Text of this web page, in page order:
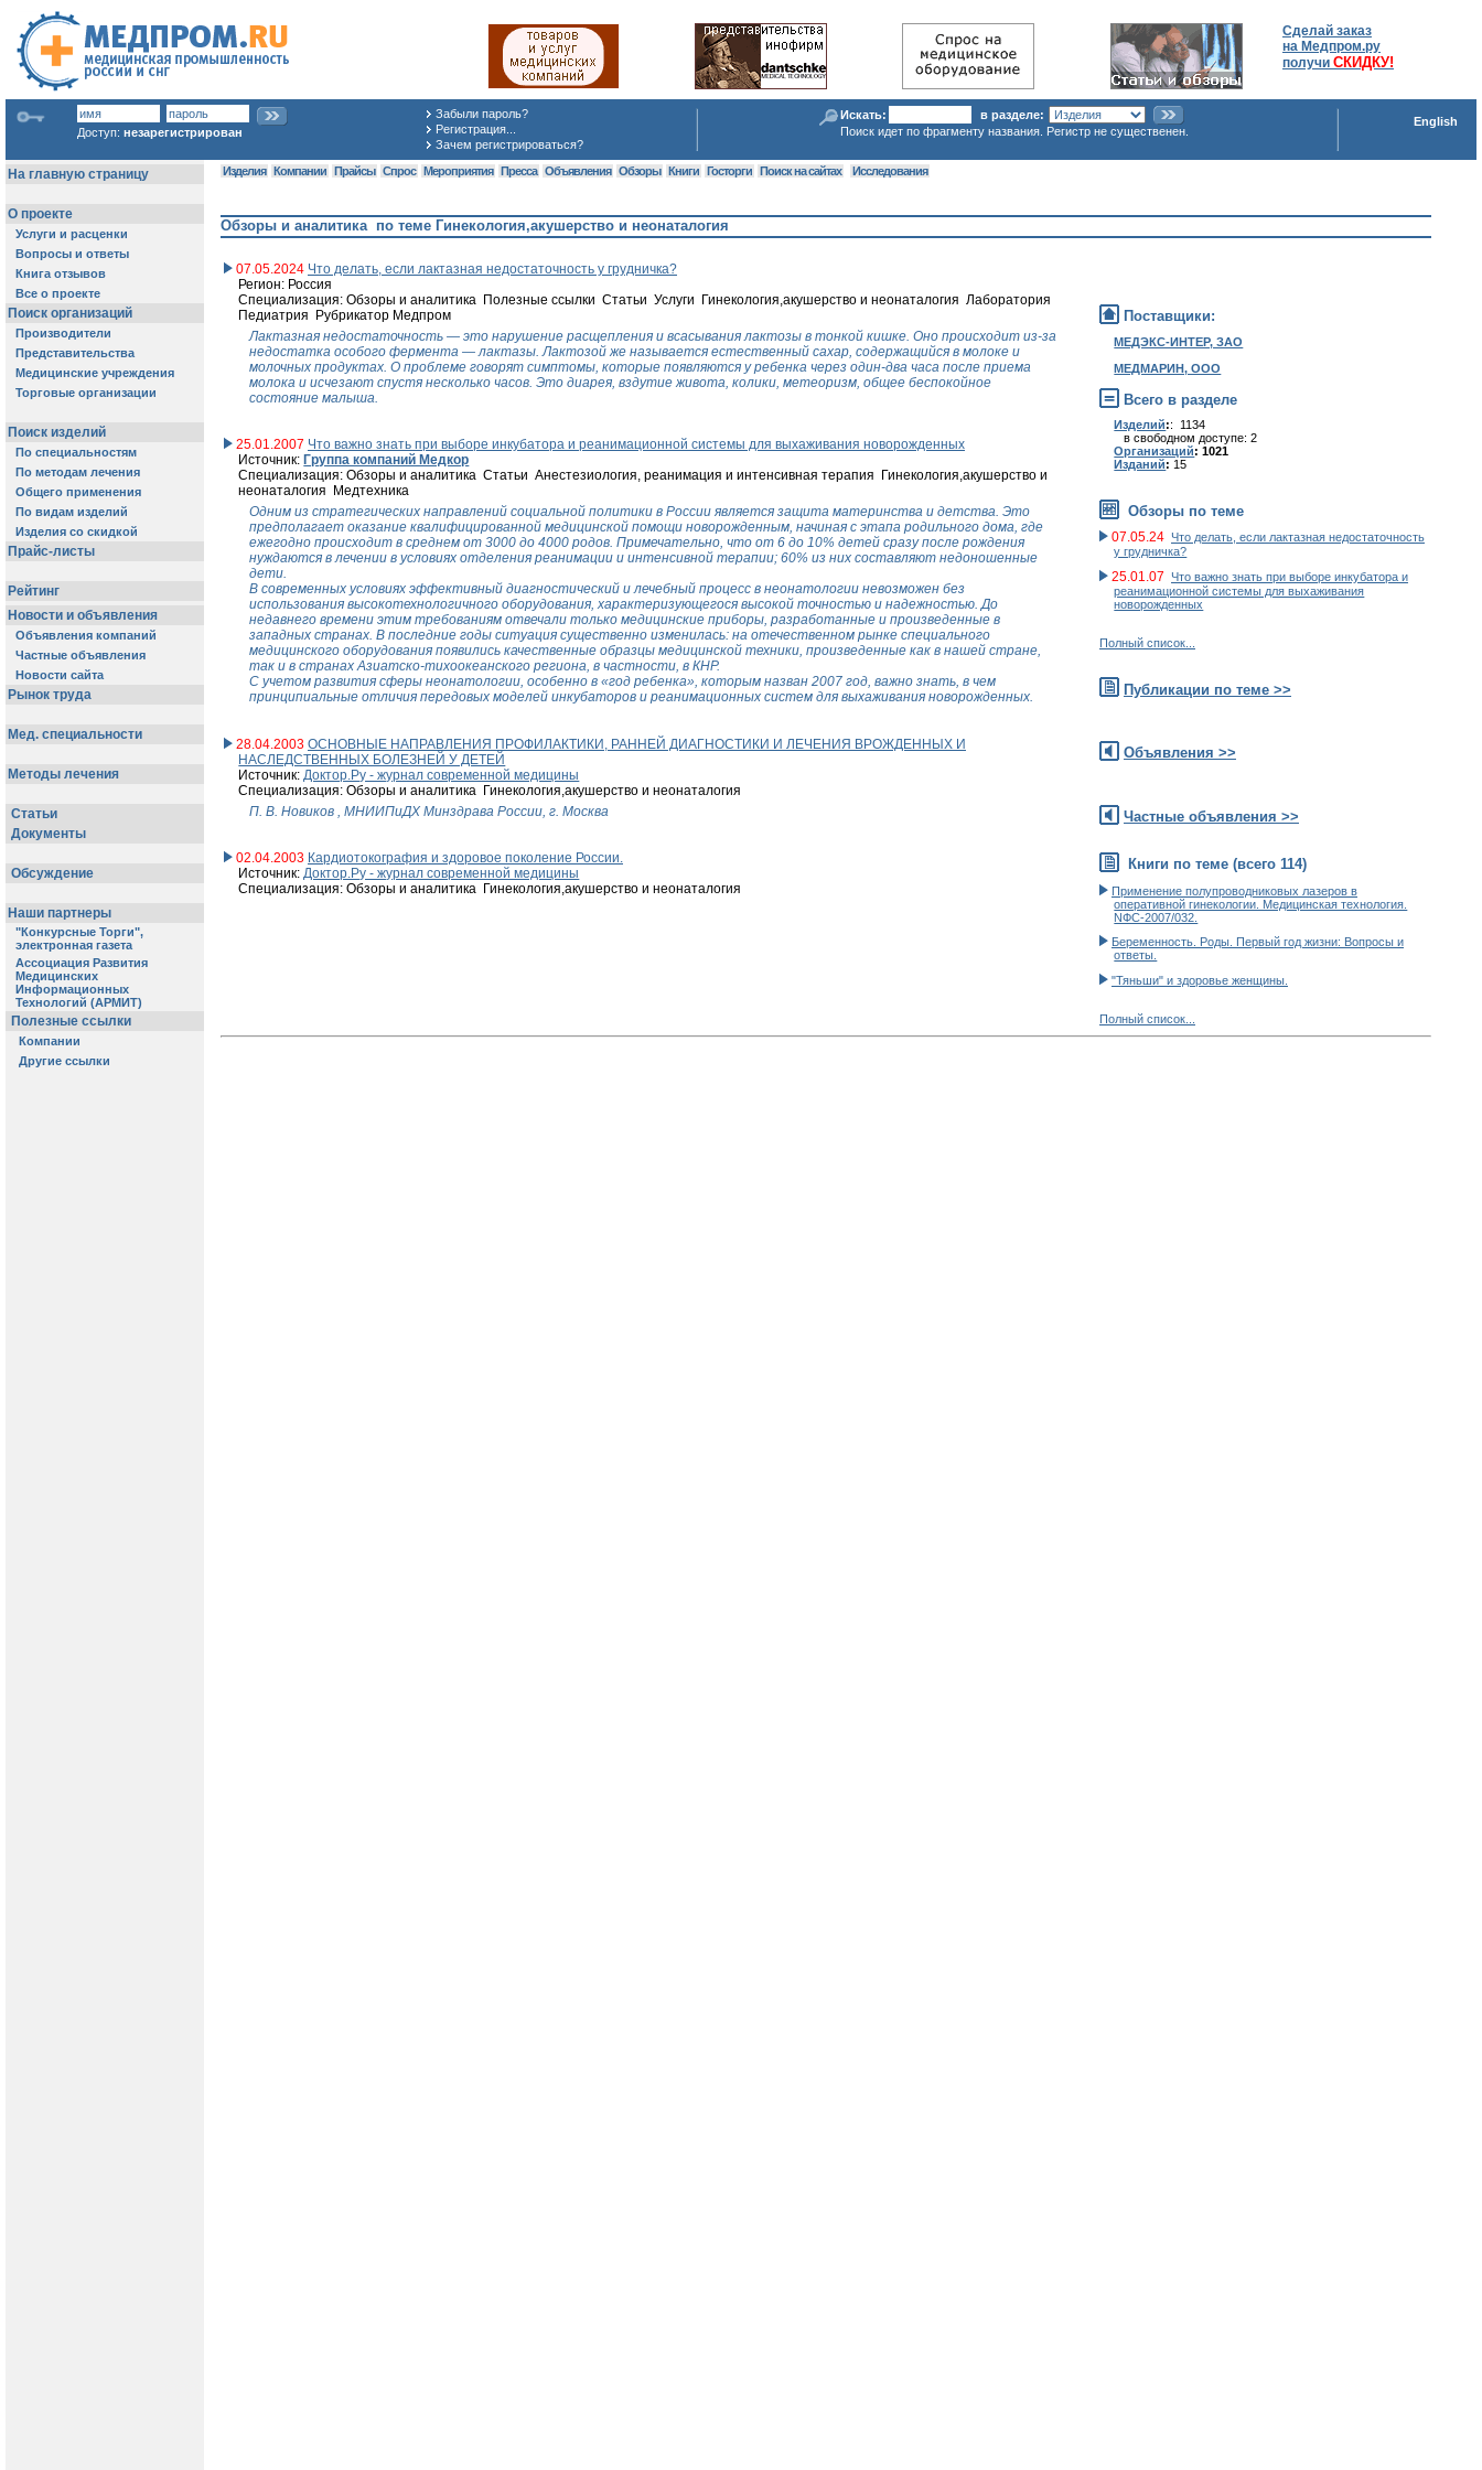
Сделай заказ
на Медпром.ру
получи СКИДКУ!
Доступ: незарегистрирован
Забыли пароль?
Регистрация...
Зачем регистрироваться?
Искать:
в разделе:
Поиск идет по фрагменту названия. Регистр не существенен.
English
Изделия Компании Прайсы Спрос Мероприятия Пресса Объявления Обзоры Книги Госторги Поиск на сайтах Исследования
Обзоры и аналитика по теме Гинекология,акушерство и неонаталогия
07.05.2024 Что делать, если лактазная недостаточность у грудничка?
Регион: Россия
Специализация: Обзоры и аналитика Полезные ссылки Статьи Услуги Гинекология,акушерство и неонаталогия Лаборатория
Педиатрия Рубрикатор Медпром
Лактазная недостаточность — это нарушение расщепления и всасывания лактозы в тонкой кишке. Оно происходит из-за
недостатка особого фермента — лактазы. Лактозой же называется естественный сахар, содержащийся в молоке и
молочных продуктах. О проблеме говорят симптомы, которые появляются у ребенка через один-два часа после приема
молока и исчезают спустя несколько часов. Это диарея, вздутие живота, колики, метеоризм, общее беспокойное
состояние малыша.
25.01.2007 Что важно знать при выборе инкубатора и реанимационной системы для выхаживания новорожденных
Источник: Группа компаний Медкор
Специализация: Обзоры и аналитика Статьи Анестезиология, реанимация и интенсивная терапия Гинекология,акушерство и
неонаталогия Медтехника
Одним из стратегических направлений социальной политики в России является защита материнства и детства. Это
предполагает оказание квалифицированной медицинской помощи новорожденным, начиная с этапа родильного дома, где
ежегодно происходит в среднем от 3000 до 4000 родов. Примечательно, что от 6 до 10% детей сразу после рождения
нуждаются в лечении в условиях отделения реанимации и интенсивной терапии; 60% из них составляют недоношенные
дети.
В современных условиях эффективный диагностический и лечебный процесс в неонатологии невозможен без
использования высокотехнологичного оборудования, характеризующегося высокой точностью и надежностью. До
недавнего времени этим требованиям отвечали только медицинские приборы, разработанные и произведенные в
западных странах. В последние годы ситуация существенно изменилась: на отечественном рынке специального
медицинского оборудования появились качественные образцы медицинской техники, произведенные как в нашей стране,
так и в странах Азиатско-тихоокеанского региона, в частности, в КНР.
С учетом развития сферы неонатологии, особенно в «год ребенка», которым назван 2007 год, важно знать, в чем
принципиальные отличия передовых моделей инкубаторов и реанимационных систем для выхаживания новорожденных.
28.04.2003 ОСНОВНЫЕ НАПРАВЛЕНИЯ ПРОФИЛАКТИКИ, РАННЕЙ ДИАГНОСТИКИ И ЛЕЧЕНИЯ ВРОЖДЕННЫХ И
НАСЛЕДСТВЕННЫХ БОЛЕЗНЕЙ У ДЕТЕЙ
Источник: Доктор.Ру - журнал современной медицины
Специализация: Обзоры и аналитика Гинекология,акушерство и неонаталогия
П. В. Новиков , МНИИПиДХ Минздрава России, г. Москва
02.04.2003 Кардиотокография и здоровое поколение России.
Источник:Доктор.Ру - журнал современной медицины
Специализация: Обзоры и аналитика Гинекология,акушерство и неонаталогия
Поставщики:
МЕДЭКС-ИНТЕР, ЗАО
МЕДМАРИН, ООО
Всего в разделе
Изделий:: 1134
в свободном доступе: 2
Организаций: 1021
Изданий: 15
Обзоры по теме
07.05.24 Что делать, если лактазная недостаточность
у грудничка?
25.01.07 Что важно знать при выборе инкубатора и
реанимационной системы для выхаживания
новорожденных
Полный список...
Публикации по теме >>
Объявления >>
Частные объявления >>
Книги по теме (всего 114)
Применение полупроводниковых лазеров в
оперативной гинекологии. Медицинская технология.
NФС-2007/032.
Беременность. Роды. Первый год жизни: Вопросы и
ответы.
"Тяньши" и здоровье женщины.
Полный список...